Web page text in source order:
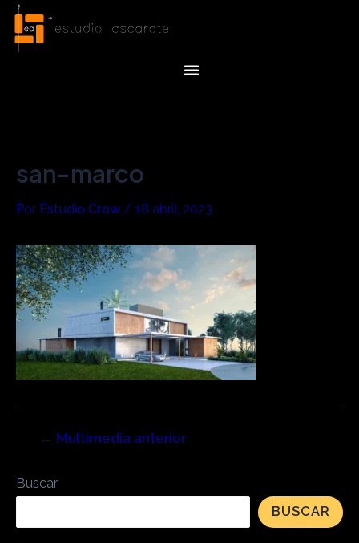
Menu
san-marco
Por Estudio Crow / 18 abril, 2023
Navegación
de
← Multimedia anterior
Buscar
BUSCAR